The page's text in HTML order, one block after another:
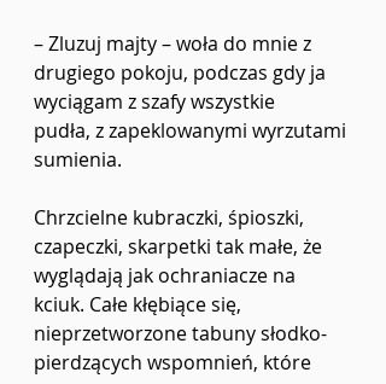
– Zluzuj majty – woła do mnie z
drugiego pokoju, podczas gdy ja
wyciągam z szafy wszystkie
pudła, z zapeklowanymi wyrzutami
sumienia.
Chrzcielne kubraczki, śpioszki,
czapeczki, skarpetki tak małe, że
wyglądają jak ochraniacze na
kciuk. Całe kłębiące się,
nieprzetworzone tabuny słodko-
pierdzących wspomnień, które